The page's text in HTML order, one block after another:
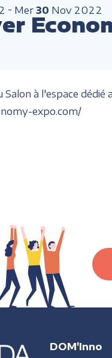
Mer 30 Nov 2022
Salon à l'espace dédié
expo.com/
DOM'Inno